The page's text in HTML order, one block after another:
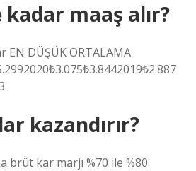
kadar maaş alır?
EN DÜŞÜK ORTALAMA
kazandırır?
brüt kar marjı %70 ile %80